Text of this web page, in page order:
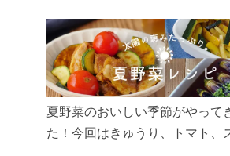
リ食べて、夏バテを吹き飛ばし
う！
夏野菜のおいしい季節がやって
た！今回はきゅうり、トマト、